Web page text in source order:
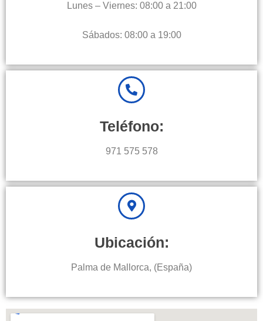
Lunes – Viernes: 08:00 a 21:00
Sábados: 08:00 a 19:00
Teléfono:
971 575 578
Ubicación:
Palma de Mallorca, (España)